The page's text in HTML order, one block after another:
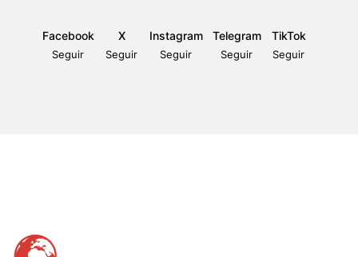
Facebook
Seguir
X
Seguir
Instagram
Seguir
Telegram
Seguir
TikTok
Seguir